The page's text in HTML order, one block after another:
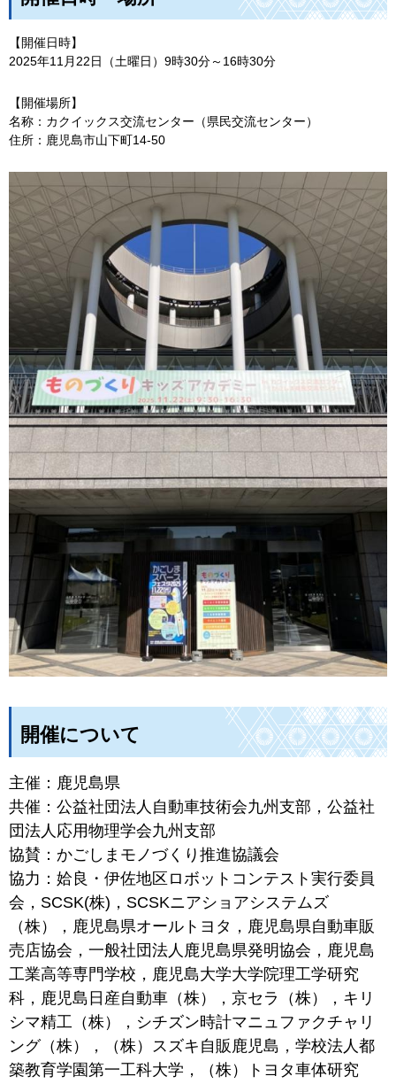
【開催日時】
2025年11月22日（土曜日）9時30分～16時30分
【開催場所】
名称：カクイックス交流センター（県民交流センター）
住所：鹿児島市山下町14-50
開催について
主催：鹿児島県
共催：公益社団法人自動車技術会九州支部，公益社
団法人応用物理学会九州支部
協賛：かごしまモノづくり推進協議会
協力：姶良・伊佐地区ロボットコンテスト実行委員
会，SCSK(株)，SCSKニアショアシステムズ
（株），鹿児島県オールトヨタ，鹿児島県自動車販
売店協会，一般社団法人鹿児島県発明協会，鹿児島
工業高等専門学校，鹿児島大学大学院理工学研究
科，鹿児島日産自動車（株），京セラ（株），キリ
シマ精工（株），シチズン時計マニュファクチャリ
ング（株），（株）スズキ自販鹿児島，学校法人都
築教育学園第一工科大学，（株）トヨタ車体研究